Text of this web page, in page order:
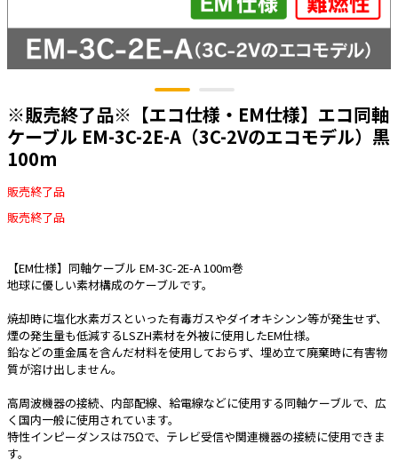
スイッチ・コンセント（配線器具）
ボックス・ビニル電線管付属品・引き込
みカバー
工具関連
感染症関連
e431オリジナル
暑さ対策
販売終了品
※販売終了品※【エコ仕様・EM仕様】エコ同軸
ケーブル EM-3C-2E-A（3C-2Vのエコモデル）黒
100m
販売終了品
販売終了品
【EM仕様】同軸ケーブル EM-3C-2E-A 100m巻
地球に優しい素材構成のケーブルです。
焼却時に塩化水素ガスといった有毒ガスやダイオキシンン等が発生せず、
煙の発生量も低減するLSZH素材を外被に使用したEM仕様。
鉛などの重金属を含んだ材料を使用しておらず、埋め立て廃棄時に有害物
質が溶け出しません。
高周波機器の接続、内部配線、給電線などに使用する同軸ケーブルで、広
く国内一般に使用されています。
特性インピーダンスは75Ωで、テレビ受信や関連機器の接続に使用できま
す。